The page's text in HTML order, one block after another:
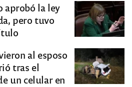
aprobó la ley
pero tuvo
al esposo
tras el
un celular en